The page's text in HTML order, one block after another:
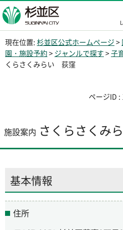
杉並区
現在位置: 杉並区公式ホームページ >
園・施設予約> ジャンルで探す >子
くらさくみらい 荻窪
ページID :
施設案内 さくらさくみ
基本情報
住所